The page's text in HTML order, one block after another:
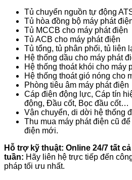
Tủ chuyển nguồn tự động
Tủ hòa đồng bộ máy phát
Tủ MCCB cho máy phát điện
Tủ ACB cho máy phát điện
Tủ tổng, tủ phân phối, tủ liên
Hệ thống dầu cho máy phát
Hệ thống thoát khói cho máy
Hệ thống thoát gió nóng cho
Phòng tiêu âm máy phát điện
Cáp điện động lực, Cáp tín
động, Đầu cốt, Bọc đầu cốt…
Vận chuyển, di dời hệ thống
Thu mua máy phát điện cũ
điện mới.
Hỗ trợ kỹ thuật: Online 24/7 tất
tuần: Hãy liên hệ trực tiếp đến
pháp tối ưu nhất.